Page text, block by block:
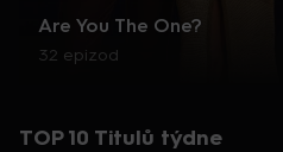
Are You The One?
32 epizod
TOP 10 Titulů týdne